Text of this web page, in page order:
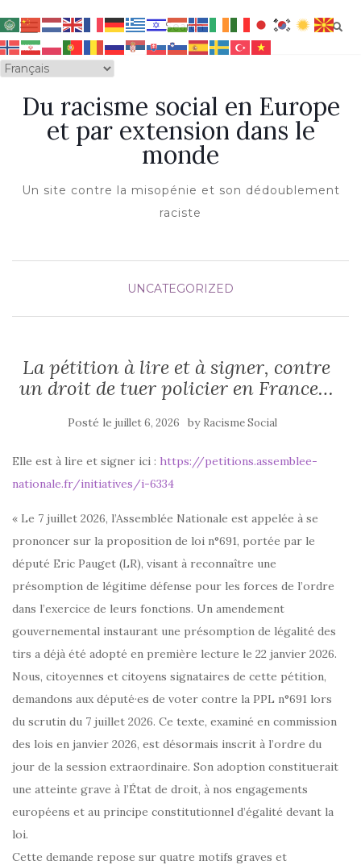
OUVRIR/FERMER LA NAVIGATION
Du racisme social en Europe
et par extension dans le
monde
Un site contre la misopénie et son dédoublement
raciste
UNCATEGORIZED
La pétition à lire et à signer, contre
un droit de tuer policier en France…
Posté le juillet 6, 2026 by Racisme Social
Elle est à lire et signer ici : https://petitions.assemblee-
nationale.fr/initiatives/i-6334
« Le 7 juillet 2026, l’Assemblée Nationale est appelée à se
prononcer sur la proposition de loi n°691, portée par le
député Eric Pauget (LR), visant à reconnaître une
présomption de légitime défense pour les forces de l’ordre
dans l’exercice de leurs fonctions. Un amendement
gouvernemental instaurant une présomption de légalité des
tirs a déjà été adopté en première lecture le 22 janvier 2026.
Nous, citoyennes et citoyens signataires de cette pétition,
demandons aux député·es de voter contre la PPL n°691 lors
du scrutin du 7 juillet 2026. Ce texte, examiné en commission
des lois en janvier 2026, est désormais inscrit à l’ordre du
jour de la session extraordinaire. Son adoption constituerait
une atteinte grave à l’État de droit, à nos engagements
européens et au principe constitutionnel d’égalité devant la
loi.
Cette demande repose sur quatre motifs graves et